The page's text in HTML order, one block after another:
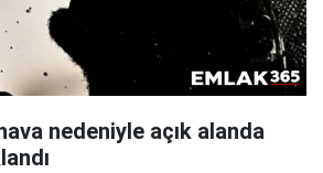
nedeniyle açık alanda